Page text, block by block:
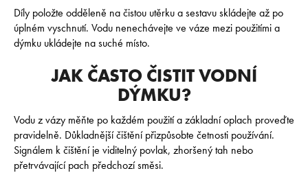
Díly položte odděleně na čistou utěrku a sestavu skládejte až po
úplném vyschnutí. Vodu nenechávejte ve váze mezi použitími a
dýmku ukládejte na suché místo.
JAK ČASTO ČISTIT VODNÍ
DÝMKU?
Vodu z vázy měňte po každém použití a základní oplach proveďte
pravidelně. Důkladnější čištění přizpůsobte četnosti používání.
Signálem k čištění je viditelný povlak, zhoršený tah nebo
přetrvávající pach předchozí směsi.